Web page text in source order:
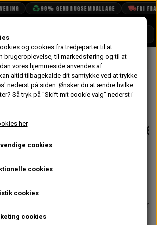
98% GENBRUGSEMBALLAGE FRI
Elektrisk System Visker &
Elektrisk
Sprinkler Pumpe
515,20 kr.
Varenummer: GAC9213X
Indeholder alt du skal bruge for at
bygge din bil om fra manuel sprinkler
pumpe til elektrisk. Inkl. beholder,
og cookies fra tredjeparter til at
brugeroplevelse, til markedsføring og til at
vores hjemmeside anvendes af
altid tilbagekalde dit samtykke ved at trykke
nederst på siden. Ønsker du at ændre hvilke
Så tryk på "Skift mit cookie valg" nederst i
her
cookies
cookies
cookies
cookies